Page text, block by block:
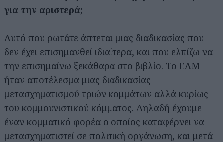
για την αριστερά;
Αυτό που ρωτάτε άπτεται μιας διαδικασίας που
δεν έχει επισημανθεί ιδιαίτερα, και που ελπίζω να
την επισημαίνω ξεκάθαρα στο βιβλίο. Το ΕΑΜ
ήταν αποτέλεσμα μιας διαδικασίας
μετασχηματισμού τριών κομμάτων αλλά κυρίως
του κομμουνιστικού κόμματος. Δηλαδή έχουμε
έναν κομματικό φορέα ο οποίος καταφέρνει να
μετασχηματιστεί σε πολιτική οργάνωση, και μετά